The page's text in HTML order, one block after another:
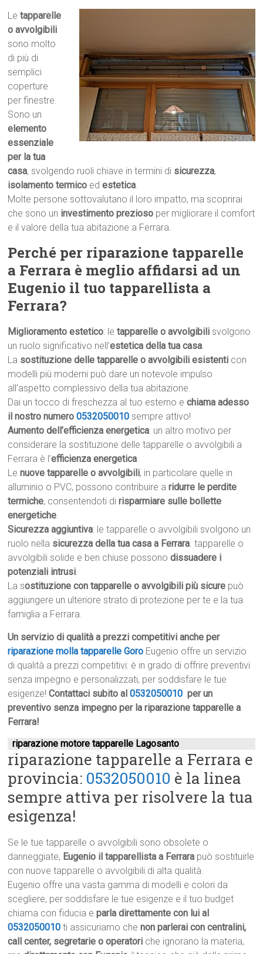
Letapparelle
o avvolgibili
sono molto
di più di
semplici
coperture
per finestre.
Sono un
elemento
essenziale
per la tua
casa, svolgendo ruoli chiave in termini di sicurezza,
isolamento termico edestetica.
Molte persone sottovalutano il loro impatto, ma scoprirai
che sono un investimento prezioso per migliorare il comfort
e il valore della tua abitazione a Ferrara.
Perché per riparazione tapparelle
a Ferrara è meglio affidarsi ad un
Eugenio il tuo tapparellista a
Ferrara?
Miglioramento estetico: letapparelle o avvolgibili svolgono
un ruolo significativo nell’estetica della tua casa.
La sostituzione delle tapparelle o avvolgibili esistenti con
modelli più moderni può dare un notevole impulso
all’aspetto complessivo della tua abitazione.
Dai un tocco di freschezza al tuo esterno echiama adesso
il nostro numero0532050010 sempre attivo!
Aumento dell’efficienza energetica: un altro motivo per
considerare la sostituzione delle tapparelle o avvolgibili a
Ferrara è l’efficienza energetica.
Lenuove tapparelle o avvolgibili, in particolare quelle in
alluminio o PVC, possono contribuire aridurre le perdite
termiche, consentendoti dirisparmiare sulle bollette
energetiche.
Sicurezza aggiuntiva: le tapparelle o avvolgibili svolgono un
ruolo nella sicurezza della tua casa a Ferrara. tapparelle o
avvolgibili solide e ben chiuse possonodissuadere i
potenziali intrusi.
La sostituzione con tapparelle o avvolgibili più sicure può
aggiungere un ulteriore strato di protezione per te e la tua
famiglia a Ferrara.
Un servizio di qualità a prezzi competitivi anche per
riparazione molla tapparelle Goro Eugenio offre un servizio
di qualità a prezzi competitivi: è in grado di offrire preventivi
senza impegno e personalizzati, per soddisfare le tue
esigenze!Contattaci subito al0532050010 per un
preventivo senza impegno per la riparazione tapparelle a
Ferrara!
riparazione motore tapparelle Lagosanto
riparazione tapparelle a Ferrara e
provincia: 0532050010 è la linea
sempre attiva per risolvere la tua
esigenza!
Se le tue tapparelle o avvolgibili sono obsolete o
danneggiate, Eugenio il tapparellista a Ferrara può sostituirle
con nuove tapparelle o avvolgibili di alta qualità.
Eugenio offre una vasta gamma di modelli e colori da
scegliere, per soddisfare le tue esigenze e il tuo budget
chiama con fiducia eparla direttamente con lui al
0532050010 ti assicuriamo chenon parlerai con centralini,
call center, segretarie o operatori che ignorano la materia,